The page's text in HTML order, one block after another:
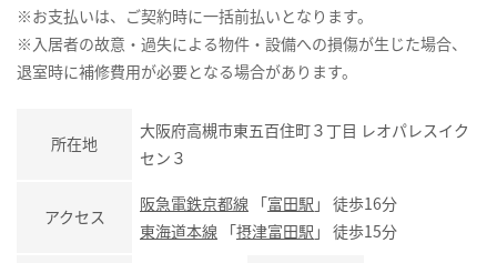
※お支払いは、ご契約時に一括前払いとなります。
※入居者の故意・過失による物件・設備への損傷が生じた場合、
退室時に補修費用が必要となる場合があります。
所在地
大阪府高槻市東五百住町３丁目 レオパレスイク
セン３
アクセス
阪急電鉄京都線 「富田駅 」 徒歩16分
東海道本線 「摂津富田駅 」 徒歩15分